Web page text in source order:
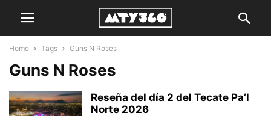
Home Tags Guns N Roses
Guns N Roses
Reseña del día 2 del Tecate Pa’l
Norte 2026